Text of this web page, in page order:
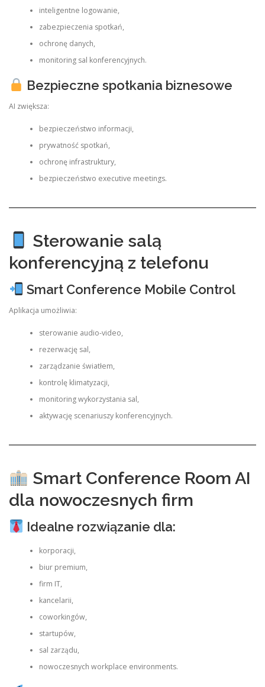
inteligentne logowanie,
zabezpieczenia spotkań,
ochronę danych,
monitoring sal konferencyjnych.
Bezpieczne spotkania biznesowe
AI zwiększa:
bezpieczeństwo informacji,
prywatność spotkań,
ochronę infrastruktury,
bezpieczeństwo executive meetings.
Sterowanie salą
konferencyjną z telefonu
Smart Conference Mobile Control
Aplikacja umożliwia:
sterowanie audio-video,
rezerwację sal,
zarządzanie światłem,
kontrolę klimatyzacji,
monitoring wykorzystania sal,
aktywację scenariuszy konferencyjnych.
Smart Conference Room AI
dla nowoczesnych firm
Idealne rozwiązanie dla:
korporacji,
biur premium,
firm IT,
kancelarii,
coworkingów,
startupów,
sal zarządu,
nowoczesnych workplace environments.